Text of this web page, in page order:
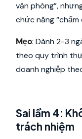
văn phòng”,
chức năng “chấm
Mẹo: Dành 2-3
theo quy trình
doanh nghiệp
Sai lầm 4:
trách nhiệm